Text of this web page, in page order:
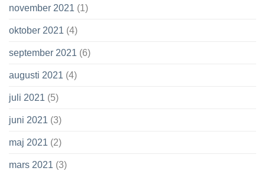
november 2021 (1)
oktober 2021 (4)
september 2021 (6)
augusti 2021 (4)
juli 2021 (5)
juni 2021 (3)
maj 2021 (2)
mars 2021 (3)